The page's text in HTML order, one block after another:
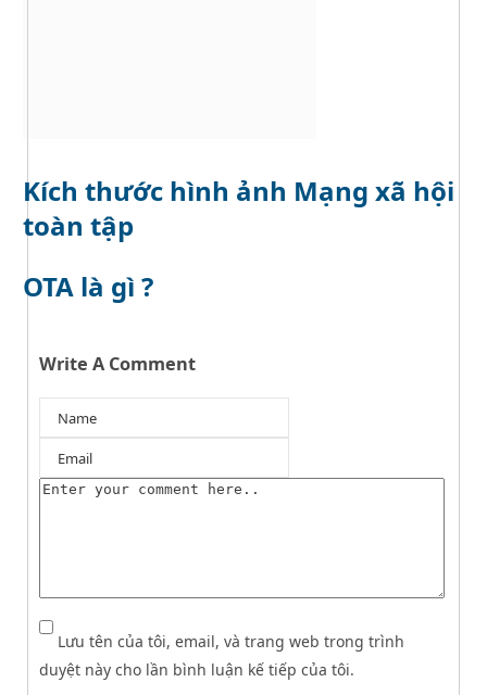
Kích thước hình ảnh Mạng xã hội
toàn tập
OTA là gì ?
Write A Comment
Lưu tên của tôi, email, và trang web trong trình
duyệt này cho lần bình luận kế tiếp của tôi.